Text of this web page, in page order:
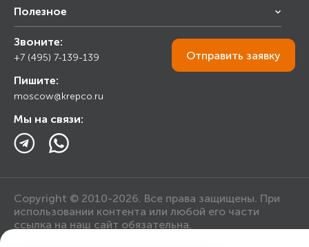
Снабжение строительства
Торговым организациям
Полезное
Калькулятор
Прайс лист
Ответы на вопросы
Блог
Звоните:
+7 (495) 7-139-139
Пишите:
moscow@krepco.ru
Мы на связи:
Отправить заявку
Copyright © 2010-2026. Все права защищены. При
использовании контента или любой его части
ссылка на наш сайт обязательна.